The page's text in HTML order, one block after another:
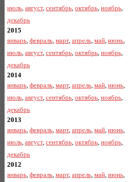
июль, август, сентябрь, октябрь, ноябрь,
декабрь
2015
январь, февраль, март, апрель, май, июнь,
июль, август, сентябрь, октябрь, ноябрь,
декабрь
2014
январь, февраль, март, апрель, май, июнь,
июль, август, сентябрь, октябрь, ноябрь,
декабрь
2013
январь, февраль, март, апрель, май, июнь,
июль, август, сентябрь, октябрь, ноябрь,
декабрь
2012
январь, февраль, март, апрель, май, июнь,